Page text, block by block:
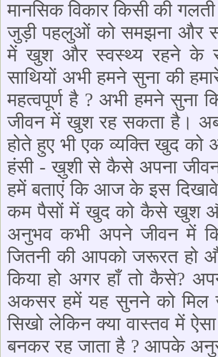
मानसिक विकार किसी की
जुड़ी पहलुओं को समझना और
में खुश और स्वस्थ्य रहने के
साथियों अभी हमने सुना की
महत्वपूर्ण है ? अभी हमने सुना
जीवन में खुश रह सकता है।
होते हुए भी एक व्यक्ति खुद
हंसी - ख़ुशी से कैसे अपना
हमें बताएं कि आज के इस
कम पैसों में खुद को कैसे खुश
अनुभव कभी अपने जीवन में
जितनी की आपको जरूरत हो
किया हो अगर हाँ तो कैसे?
अकसर हमें यह सुनने को मिल
सिखो लेकिन क्या वास्तव में
बनकर रह जाता है ? आपके